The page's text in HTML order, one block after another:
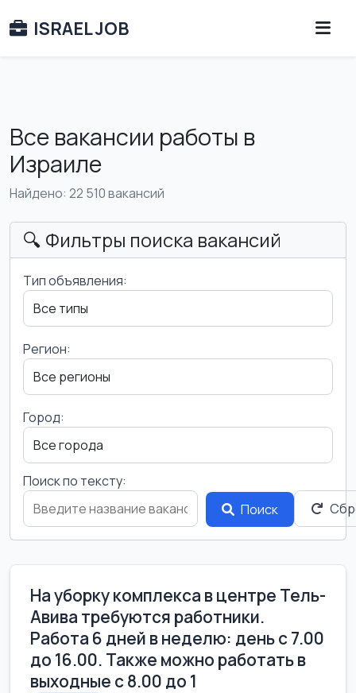
ISRAEL JOB
Все вакансии работы в
Израиле
Найдено: 22 510 вакансий
🔍 Фильтры поиска вакансий
Тип объявления:
Регион:
Город:
Поиск по тексту:
Поиск
На уборку комплекса в центре Тель-
Авива требуются работники.
Работа 6 дней в неделю: день с 7.00
до 16.00. Также можно работать в
выходные с 8.00 до 1